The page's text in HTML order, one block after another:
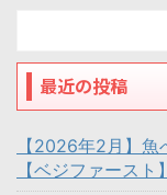
最近の投稿
【2026年2月】
【ベジファースト】